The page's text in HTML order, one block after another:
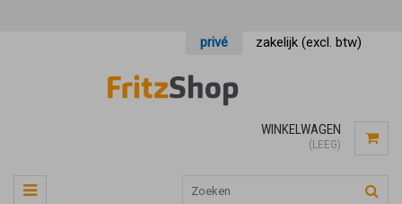
privé zakelijk (excl. btw)
WINKELWAGEN
(LEEG)